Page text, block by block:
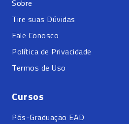
Sobre
Tire suas Dúvidas
Fale Conosco
Política de Privacidade
Termos de Uso
Cursos
Pós-Graduação EAD